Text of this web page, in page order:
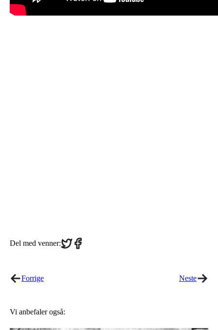
Del med venner:Share
on
Share
on
Forrige Neste
Vi anbefaler også: